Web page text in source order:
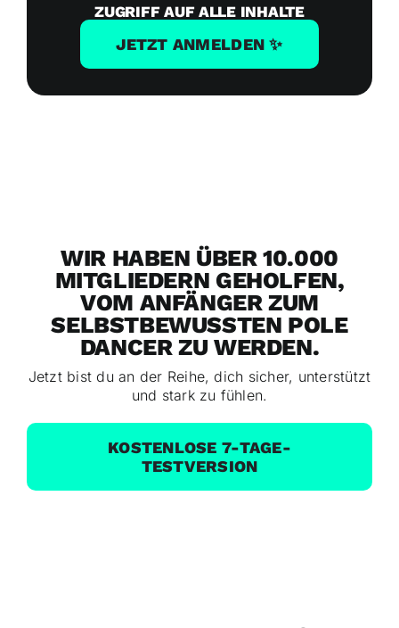
ZUGRIFF AUF ALLE INHALTE
JETZT ANMELDEN ✨
WIR HABEN ÜBER 10.000
MITGLIEDERN GEHOLFEN,
VOM ANFÄNGER ZUM
SELBSTBEWUSSTEN POLE
DANCER ZU WERDEN.
Jetzt bist du an der Reihe, dich sicher, unterstützt
und stark zu fühlen.
KOSTENLOSE 7-TAGE-
TESTVERSION